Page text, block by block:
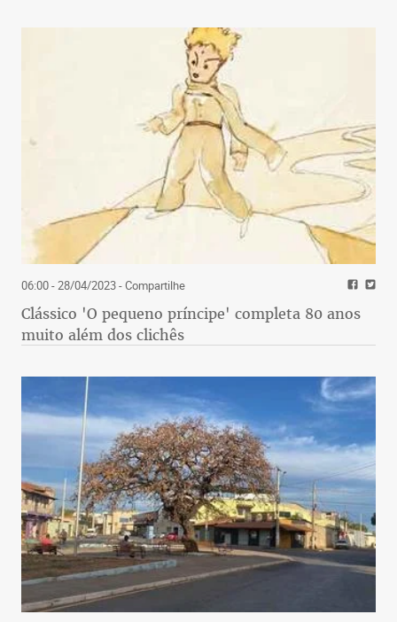
06:00 - 28/04/2023- Compartilhe
Clássico 'O pequeno príncipe' completa 80 anos
muito além dos clichês